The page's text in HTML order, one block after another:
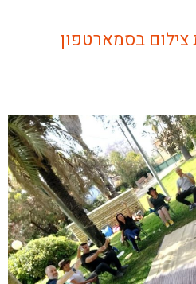
צילום בסמארטפון